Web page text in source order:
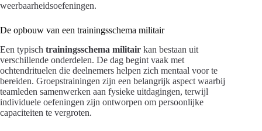
weerbaarheidsoefeningen.
De opbouw van een trainingsschema militair
Een typisch trainingsschema militair kan bestaan uit
verschillende onderdelen. De dag begint vaak met
ochtendrituelen die deelnemers helpen zich mentaal voor te
bereiden. Groepstrainingen zijn een belangrijk aspect waarbij
teamleden samenwerken aan fysieke uitdagingen, terwijl
individuele oefeningen zijn ontworpen om persoonlijke
capaciteiten te vergroten.